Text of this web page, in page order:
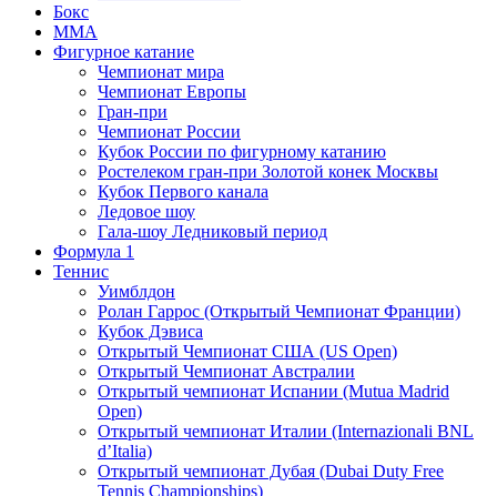
Бокс
MMA
Фигурное катание
Чемпионат мира
Чемпионат Европы
Гран-при
Чемпионат России
Кубок России по фигурному катанию
Ростелеком гран-при Золотой конек Москвы
Кубок Первого канала
Ледовое шоу
Гала-шоу Ледниковый период
Формула 1
Теннис
Уимблдон
Ролан Гаррос (Открытый Чемпионат Франции)
Кубок Дэвиса
Открытый Чемпионат США (US Open)
Открытый Чемпионат Австралии
Открытый чемпионат Испании (Mutua Madrid
Open)
Открытый чемпионат Италии (Internazionali BNL
d’Italia)
Открытый чемпионат Дубая (Dubai Duty Free
Tennis Championships)